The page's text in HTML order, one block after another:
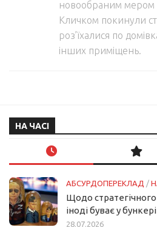
новообраним мером
Кличком покинули
роз’їхалися по
інших приміщень.
НА ЧАСІ
АБСУРДОПЕРЕКЛАД /
Щодо
іноді буває у бункері
28.07.2026